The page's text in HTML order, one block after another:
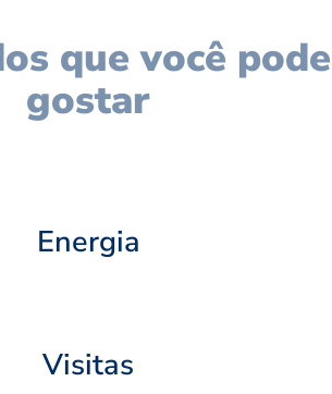
que você pode
gostar
Energia
Visitas